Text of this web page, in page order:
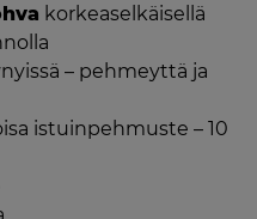
korkeaselkäisellä
– pehmeyttä ja
istuinpehmuste – 10